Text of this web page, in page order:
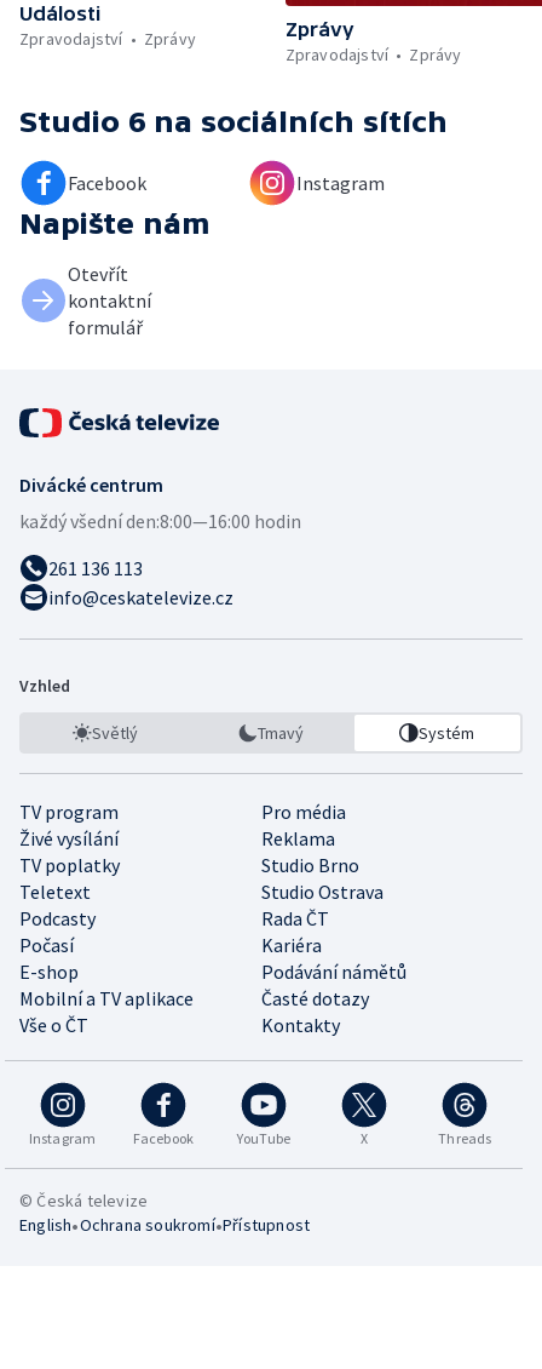
Události
Zpravodajství
Zprávy
Zprávy
Zpravodajství
Zprávy
Studio 6 na sociálních sítích
Facebook Instagram
Napište nám
Otevřít
kontaktní
formulář
Divácké centrum
každý všední den:8:00—16:00 hodin
261 136 113
info@ceskatelevize.cz
Vzhled
Světlý Tmavý Systém
TV program
Pro média
Živé vysílání
Reklama
TV poplatky
Studio Brno
Teletext
Studio Ostrava
Podcasty
Rada ČT
Počasí
Kariéra
E-shop
Podávání námětů
Mobilní a TV aplikace
Časté dotazy
Vše o ČT
Kontakty
Instagram Facebook YouTube X Threads
© Česká televize
English•Ochrana soukromí•Přístupnost